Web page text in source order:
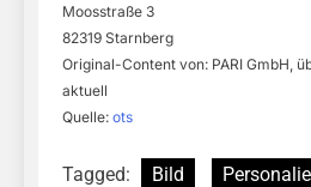
Moosstraße 3
82319 Starnberg
Original-Content von: PARI GmbH,
aktuell
Quelle: ots
Tagged: Bild Personalie